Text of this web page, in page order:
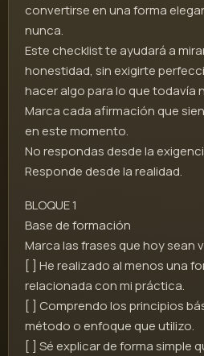
convertirse en una forma
nunca.
Este checklist te ayudará a
honestidad, sin exigirte
hacer algo para lo que todavía
Marca cada afirmación que
en este momento.
No respondas desde la
Responde desde la realidad.
BLOQUE 1
Base de formación
Marca las frases que hoy sean
[ ] He realizado al menos una
relacionada con mi práctica.
[ ] Comprendo los principios
método o enfoque que utilizo.
[ ] Sé explicar de forma simple